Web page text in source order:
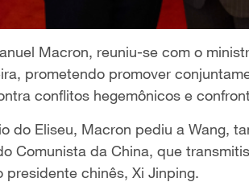
Macron, reuniu-se com o
prometendo promover
conflitos hegemônicos e
do Eliseu, Macron pediu a Wang,
Comunista da China, que
chinês, Xi Jinping.